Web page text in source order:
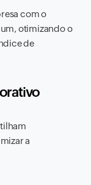
com o
otimizando o
de
a